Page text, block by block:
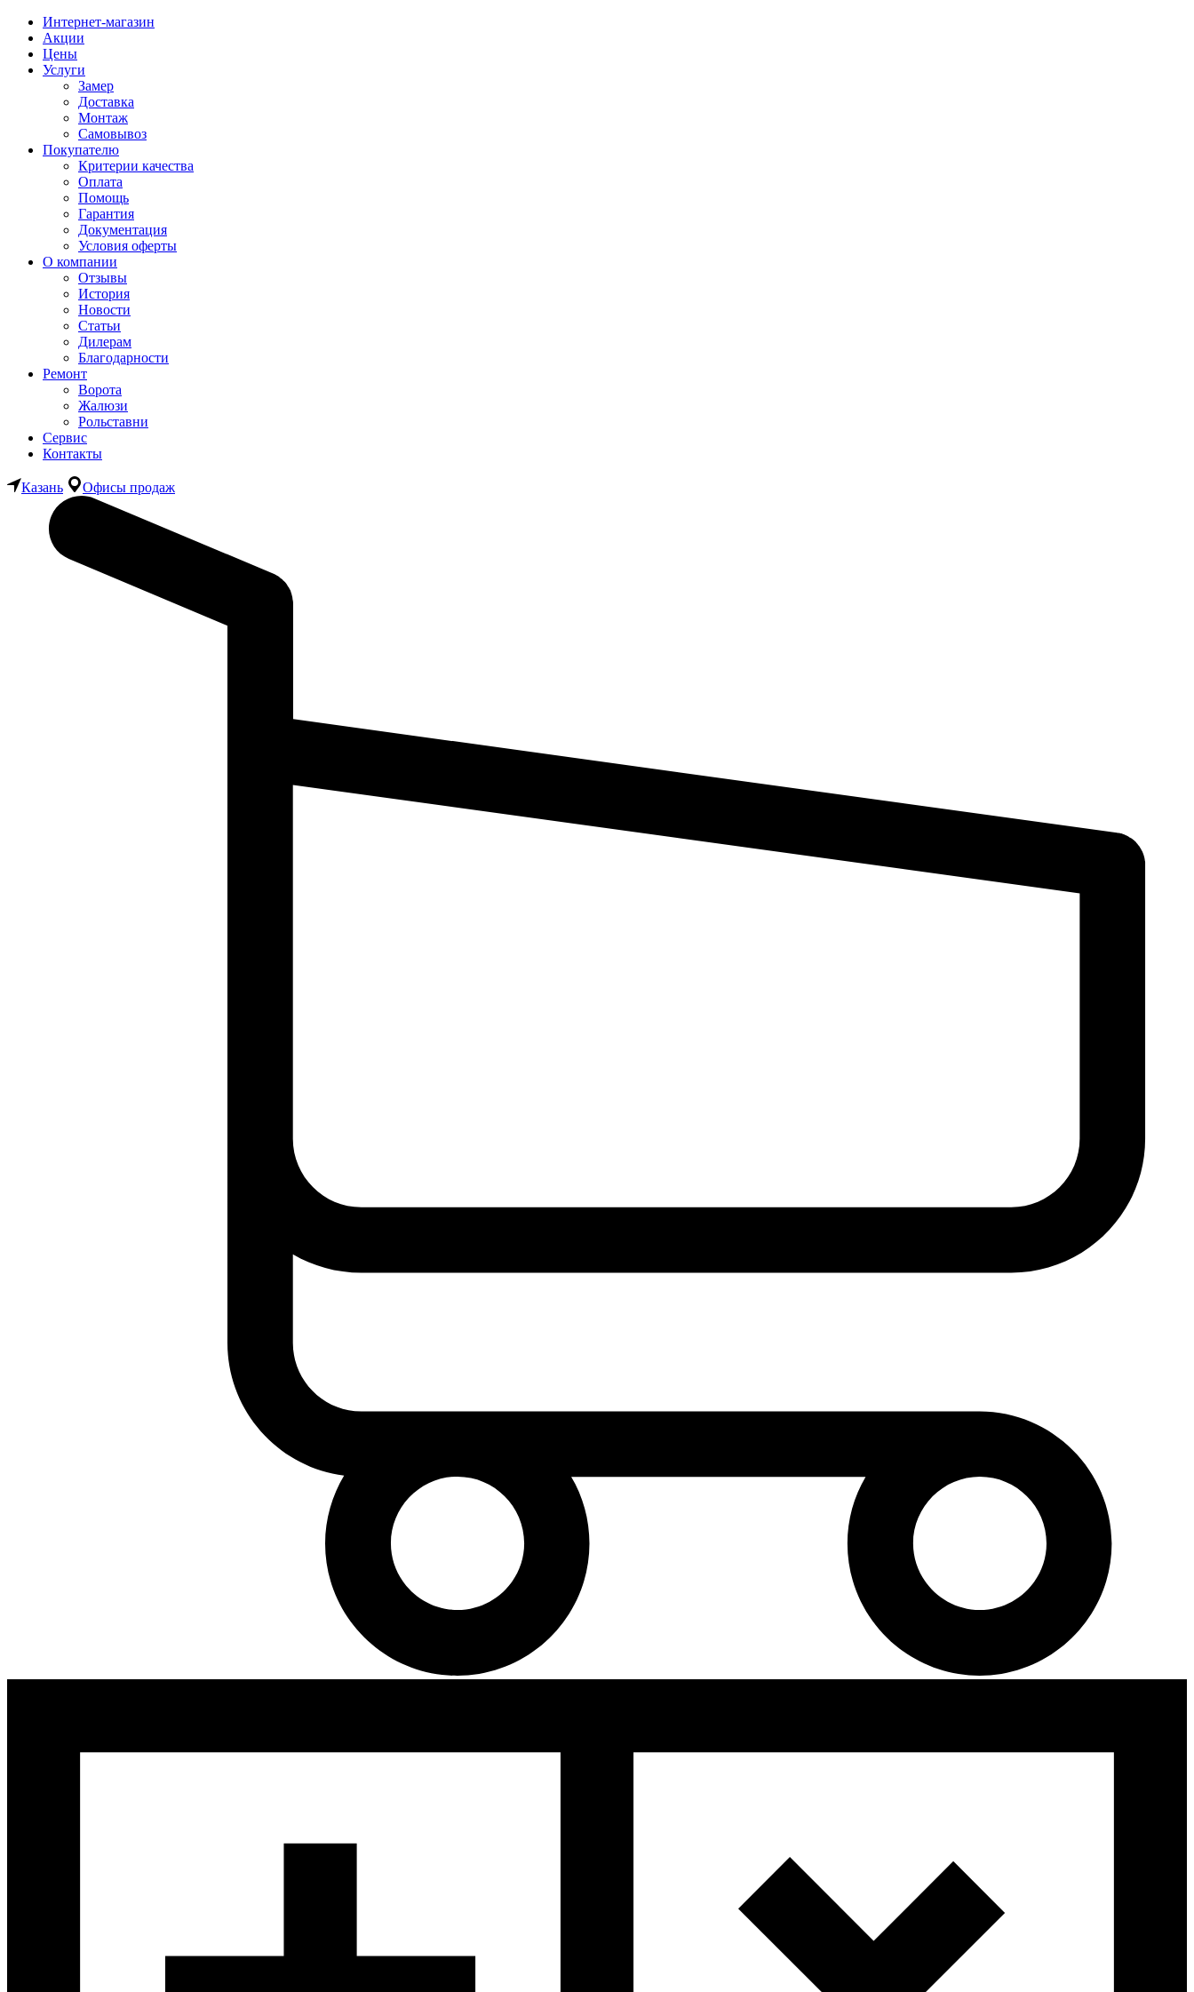
Интернет-магазин
Акции
Цены
Услуги
Замер
Доставка
Монтаж
Самовывоз
Покупателю
Критерии качества
Оплата
Помощь
Гарантия
Документация
Условия оферты
О компании
Отзывы
История
Новости
Статьи
Дилерам
Благодарности
Ремонт
Ворота
Жалюзи
Рольставни
Сервис
Контакты
Казань Офисы продаж